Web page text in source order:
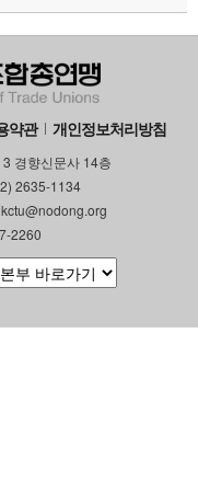
약관 개인정보처리방침
경향신문사 14층
2635-1134
2260